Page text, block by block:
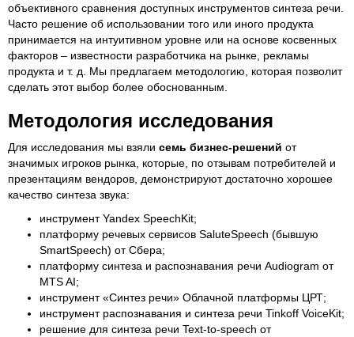
объективного сравнения доступных инструментов синтеза речи.
Часто решение об использовании того или иного продукта
принимается на интуитивном уровне или на основе косвенных
факторов – известности разработчика на рынке, рекламы
продукта и т. д. Мы предлагаем методологию, которая позволит
сделать этот выбор более обоснованным.
Методология исследования
Для исследования мы взяли семь бизнес-решений от
значимых игроков рынка, которые, по отзывам потребителей и
презентациям вендоров, демонстрируют достаточно хорошее
качество синтеза звука:
инструмент Yandex SpeechKit;
платформу речевых сервисов SaluteSpeech (бывшую
SmartSpeech) от Сбера;
платформу синтеза и распознавания речи Audiogram от
MTS AI;
инструмент «Синтез речи» Облачной платформы ЦРТ;
инструмент распознавания и синтеза речи Tinkoff VoiceKit;
решение для синтеза речи Text-to-speech от